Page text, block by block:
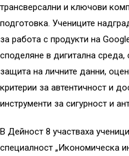
трансверсални и ключови
подготовка. Учениците
за работа с продукти на
споделяне в дигитална среда,
защита на личните данни,
критерии за автентичност и
инструменти за сигурност и
В Дейност 8 участваха
специалност „Икономическа